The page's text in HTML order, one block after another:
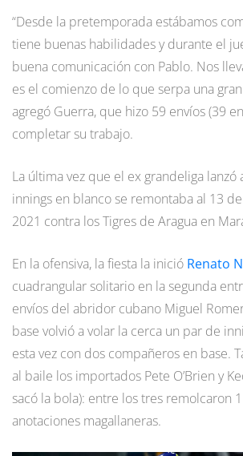
“Desde la pretemporada estábamos
tiene buenas habilidades y durante el
buena comunicación con Pablo. Nos
es el comienzo de lo que serpa una
agregó Guerra, que hizo 59 envíos (39
completar su trabajo.
La última vez que el ex grandeliga lanzó
innings en blanco se remontaba al 13
2021 contra los Tigres de Aragua en
En la ofensiva, la fiesta la inició Renato
cuadrangular solitario en la segunda
envíos del abridor cubano Miguel
base volvió a volar la cerca un par de
esta vez con dos compañeros en base.
al baile los importados Pete O’Brien y
sacó la bola): entre los tres remolcaron
anotaciones magallaneras.